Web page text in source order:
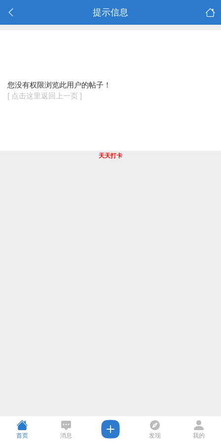
提示信息
您没有权限浏览此用户的帖子！
[ 点击这里返回上一页 ]
天天打卡
首页 消息 发现 我的